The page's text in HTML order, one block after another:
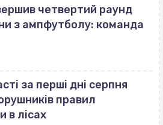
четвертий раунд
з ампфутболу: команда
за перші дні серпня
правил
в лісах